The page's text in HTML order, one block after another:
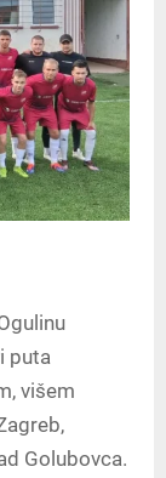
puta
višem
Golubovca.